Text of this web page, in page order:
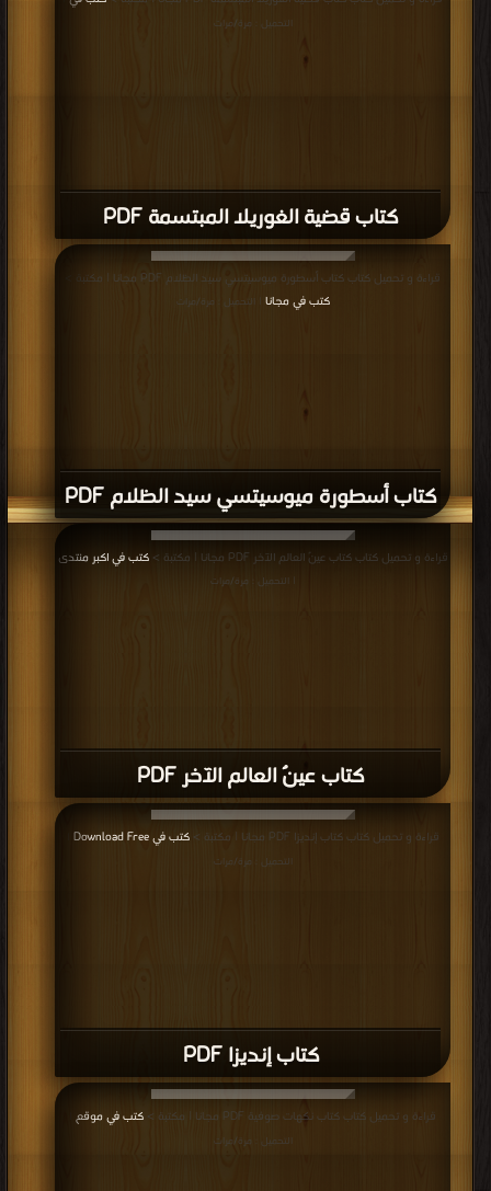
كتاب قضية الغوريلا المبتسمة PDF
التحميل : مرة/مرات
كتاب أسطورة ميوسيتسي سيد الظلام PDF
قراءة و تحميل كتاب كتاب أسطورة ميوسيتسي سيد الظلام PDF مجانا | مكتبة >
كتب في مجانا | التحميل : مرة/مرات
كتاب عينٌ العالم الآخر PDF
قراءة و تحميل كتاب كتاب عينٌ العالم الآخر PDF مجانا | مكتبة > كتب في اكبر منتدى
| التحميل : مرة/مرات
كتاب إنديزا PDF
قراءة و تحميل كتاب كتاب إنديزا PDF مجانا | مكتبة > كتب في Download Free
التحميل : مرة/مرات
قراءة و تحميل كتاب كتاب نكهات صوفية PDF مجانا | مكتبة > كتب في موقع
التحميل : مرة/مرات